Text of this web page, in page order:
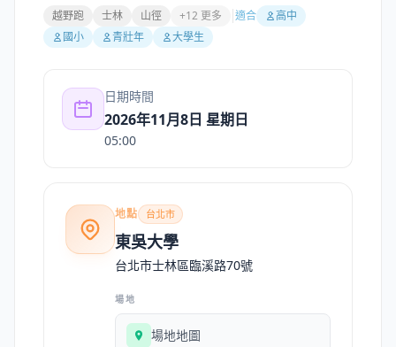
越野跑 士林 山徑 +12 更多 適合
高中
國小
青壯年 大學生
日期時間
2026年11月8日 星期日
05:00
地點 台北市
東吳大學
台北市士林區臨溪路70號
場地
場地地圖